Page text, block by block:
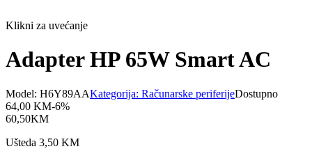
Klikni za uvećanje
Adapter HP 65W Smart AC
Model: H6Y89AAKategorija: Računarske periferijeDostupno
64,00 KM-6%
60,50KM
Ušteda 3,50 KM